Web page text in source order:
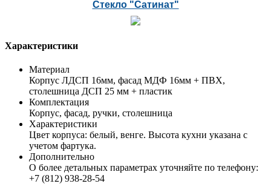
Стекло "Сатинат"
Характеристики
Материал
Корпус ЛДСП 16мм, фасад МДФ 16мм + ПВХ,
столешница ДСП 25 мм + пластик
Комплектация
Корпус, фасад, ручки, столешница
Характеристики
Цвет корпуса: белый, венге. Высота кухни указана с
учетом фартука.
Дополнительно
О более детальных параметрах уточняйте по телефону:
+7 (812) 938-28-54